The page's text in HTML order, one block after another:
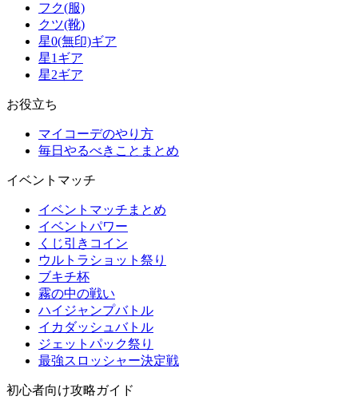
フク(服)
クツ(靴)
星0(無印)ギア
星1ギア
星2ギア
お役立ち
マイコーデのやり方
毎日やるべきことまとめ
イベントマッチ
イベントマッチまとめ
イベントパワー
くじ引きコイン
ウルトラショット祭り
ブキチ杯
霧の中の戦い
ハイジャンプバトル
イカダッシュバトル
ジェットパック祭り
最強スロッシャー決定戦
初心者向け攻略ガイド